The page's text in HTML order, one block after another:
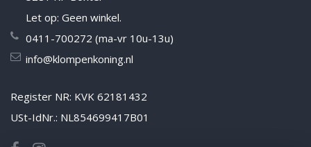
Let op: Geen winkel.
0411-700272 (ma-vr 10u-13u)
info@klompenkoning.nl
Register NR: KVK 62181432
USt-IdNr.: NL854699417B01